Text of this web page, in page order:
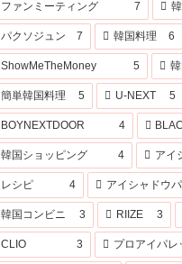
ファンミーティング 7
パクソジュン 7 韓国料理 6
ShowMeTheMoney 5
簡単韓国料理 5 U-NEXT 5
BOYNEXTDOOR 4
韓国ショッピング 4 アイ
レシピ 4 アイシャドウ
韓国コンビニ 3 RIIZE 3
CLIO 3 プロアイパレ